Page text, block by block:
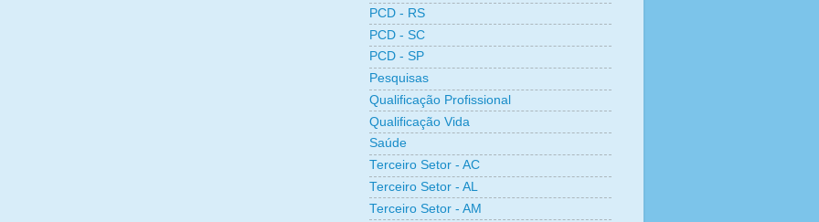
PCD - RS
PCD - SC
PCD - SP
Pesquisas
Qualificação Profissional
Qualificação Vida
Saúde
Terceiro Setor - AC
Terceiro Setor - AL
Terceiro Setor - AM